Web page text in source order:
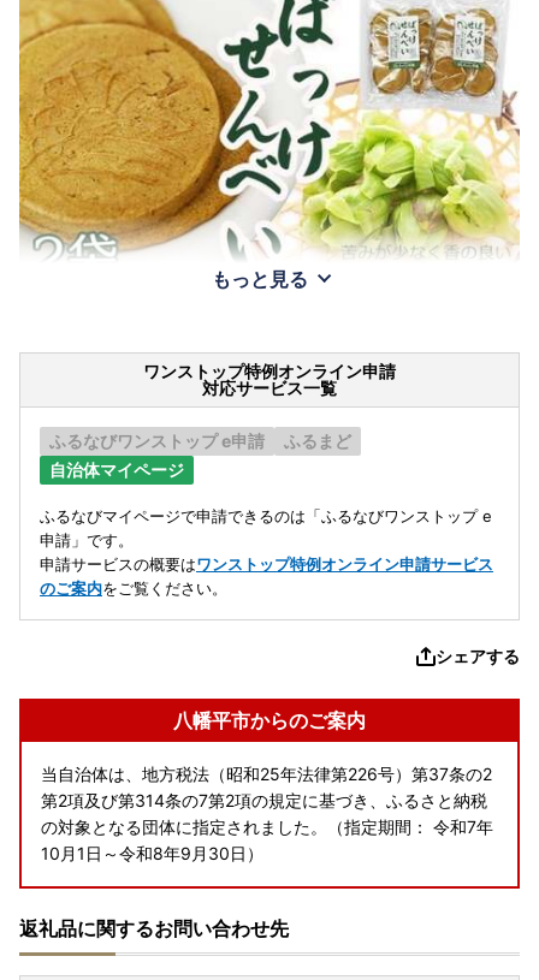
もっと見る
ワンストップ特例オンライン申請
対応サービス一覧
ふるなびワンストップ e申請
ふるまど
自治体マイページ
ふるなびマイページで申請できるのは「ふるなびワンストップ e
申請」です。
申請サービスの概要はワンストップ特例オンライン申請サービス
のご案内をご覧ください。
シェアする
八幡平市からのご案内
当自治体は、地方税法（昭和25年法律第226号）第37条の2
第2項及び第314条の7第2項の規定に基づき、ふるさと納税
の対象となる団体に指定されました。（指定期間： 令和7年
10月1日～令和8年9月30日）
返礼品に関するお問い合わせ先